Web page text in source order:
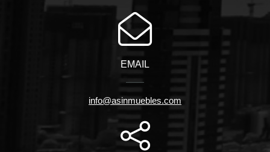
EMAIL
info@asinmuebles.com